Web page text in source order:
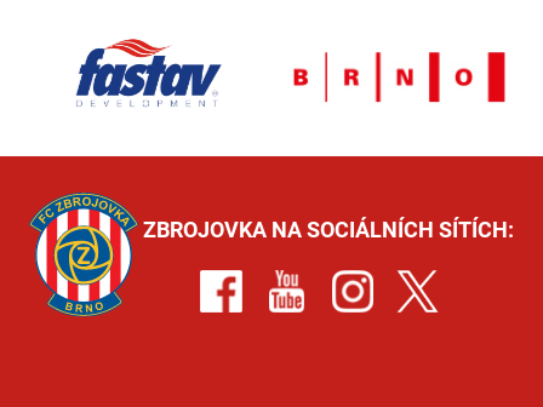
ZBROJOVKA NA SOCIÁLNÍCH SÍTÍCH: